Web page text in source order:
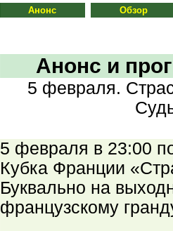
Анонс Обзор
Анонс и
5 февраля.
5 февраля в 23:00
Кубка Франции
Буквально на
французскому